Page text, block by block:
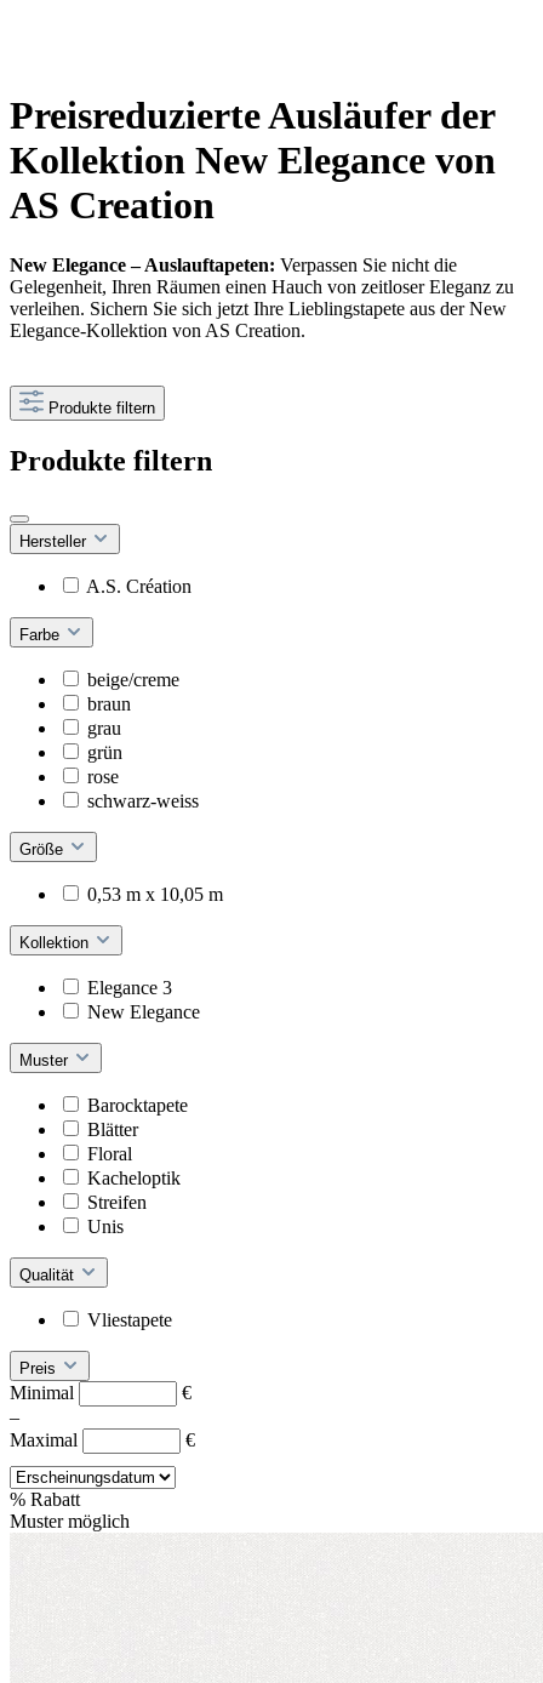
Preisreduzierte Ausläufer der
Kollektion New Elegance von
AS Creation
New Elegance – Auslauftapeten: Verpassen Sie nicht die
Gelegenheit, Ihren Räumen einen Hauch von zeitloser Eleganz zu
verleihen. Sichern Sie sich jetzt Ihre Lieblingstapete aus der New
Elegance-Kollektion von AS Creation.
Produkte filtern
Produkte filtern
Hersteller
A.S. Création
Farbe
beige/creme
braun
grau
grün
rose
schwarz-weiss
Größe
0,53 m x 10,05 m
Kollektion
Elegance 3
New Elegance
Muster
Barocktapete
Blätter
Floral
Kacheloptik
Streifen
Unis
Qualität
Vliestapete
Preis
Minimal
€
–
Maximal
€
% Rabatt
Muster möglich